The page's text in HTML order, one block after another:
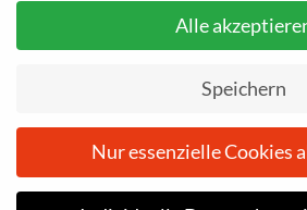
auf
IMPRESSUM
26. Juni 2026bis einschließlich3.
uns im Urlaub. Ihre Bestellungen
bearbeitet. Wir bitten um
Alle
Speichern
Nur essenzielle Cookies